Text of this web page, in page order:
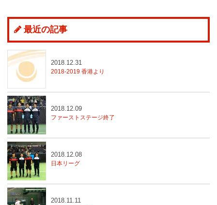
最近の記事
2018-2019 香港より
2018.12.31
ファーストステージ終了
2018.12.09
日本リーグ
2018.12.08
2018.11.11